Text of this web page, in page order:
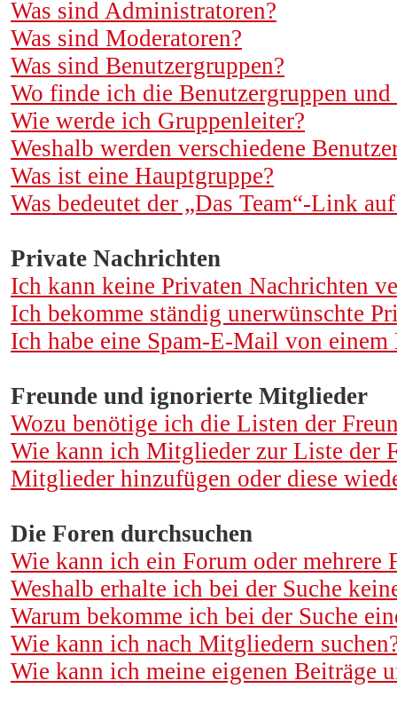
Was sind Administratoren?
Was sind Moderatoren?
Was sind Benutzergruppen?
Wo finde ich die Benutzergruppen
Wie werde ich Gruppenleiter?
Weshalb werden verschiedene
Was ist eine Hauptgruppe?
Was bedeutet der „Das Team“-Link
Private Nachrichten
Ich kann keine Privaten Nachrichten
Ich bekomme ständig unerwünschte
Ich habe eine Spam-E-Mail von
Freunde und ignorierte Mitglieder
Wozu benötige ich die Listen der
Wie kann ich Mitglieder zur Liste der
Mitglieder hinzufügen oder diese
Die Foren durchsuchen
Wie kann ich ein Forum oder mehrere
Weshalb erhalte ich bei der Suche
Warum bekomme ich bei der Suche
Wie kann ich nach Mitgliedern
Wie kann ich meine eigenen Beiträge